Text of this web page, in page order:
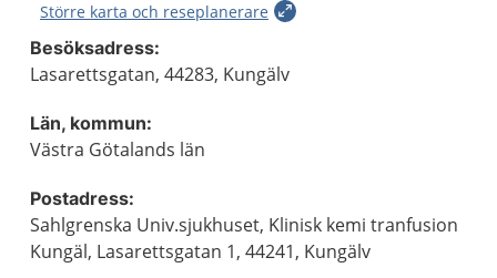
Större karta och reseplanerare
Besöksadress:
Lasarettsgatan, 44283, Kungälv
Län, kommun:
Västra Götalands län
Postadress:
Sahlgrenska Univ.sjukhuset, Klinisk kemi tranfusion
Kungäl, Lasarettsgatan 1, 44241, Kungälv